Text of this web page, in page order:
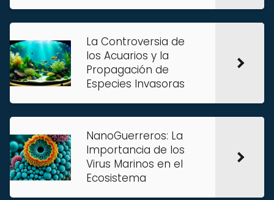
La Controversia de
los Acuarios y la
Propagación de
Especies Invasoras
NanoGuerreros: La
Importancia de los
Virus Marinos en el
Ecosistema